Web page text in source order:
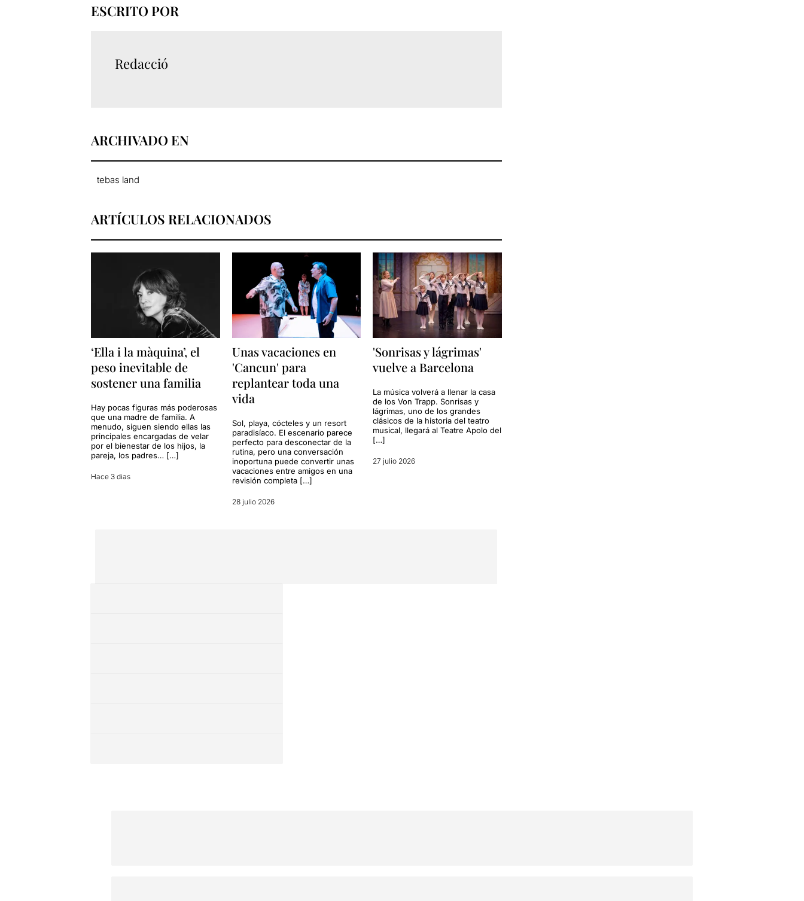
ESCRITO POR
Redacció
ARCHIVADO EN
tebas land
ARTÍCULOS RELACIONADOS
‘Ella i la màquina’, el
peso inevitable de
sostener una familia
Hay pocas figuras más poderosas
que una madre de familia. A
menudo, siguen siendo ellas las
principales encargadas de velar
por el bienestar de los hijos, la
pareja, los padres… […]
Hace 3 dias
Unas vacaciones en
'Cancun' para
replantear toda una
vida
Sol, playa, cócteles y un resort
paradisíaco. El escenario parece
perfecto para desconectar de la
rutina, pero una conversación
inoportuna puede convertir unas
vacaciones entre amigos en una
revisión completa […]
28 julio 2026
'Sonrisas y lágrimas'
vuelve a Barcelona
La música volverá a llenar la casa
de los Von Trapp. Sonrisas y
lágrimas, uno de los grandes
clásicos de la historia del teatro
musical, llegará al Teatre Apolo del
[…]
27 julio 2026